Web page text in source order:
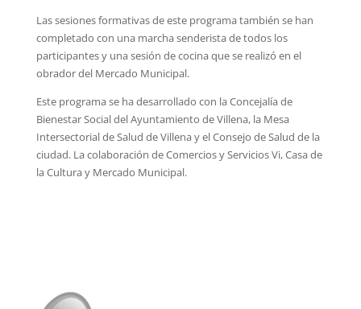
Las sesiones formativas de este programa también se han
completado con una marcha senderista de todos los
participantes y una sesión de cocina que se realizó en el
obrador del Mercado Municipal.
Este programa se ha desarrollado con la Concejalía de
Bienestar Social del Ayuntamiento de Villena, la Mesa
Intersectorial de Salud de Villena y el Consejo de Salud de la
ciudad. La colaboración de Comercios y Servicios Vi, Casa de
la Cultura y Mercado Municipal.